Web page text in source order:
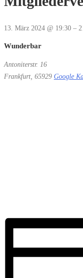
13. März 2024 @ 19:30 –
Wunderbar
Antoniterstr. 16
Frankfurt 65929 Google